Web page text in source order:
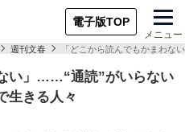
電子版TOP
メニュー
週刊文春 「どこから読んでもかまわな
い」……“通読”がいらない
生きる人々